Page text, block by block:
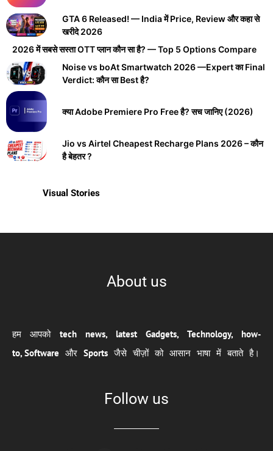
GTA 6 Released! — India में Price, Review और कहा से
खरीदे 2026
2026 में सबसे सस्ता OTT प्लान कौन सा है? — Top 5 Options Compare
Noise vs boAt Smartwatch 2026 —Expert का Final
Verdict: कौन सा Best है?
क्या Adobe Premiere Pro Free है? सच जानिए (2026)
Jio vs Airtel Cheapest Recharge Plans 2026 – कौन
है बेहतर ?
Visual Stories
About us
हम आपको tech news, latest Gadgets, Technology, how-
to, Software और Sports जैसे चीज़ों को आसान भाषा में बताते है।
Follow us